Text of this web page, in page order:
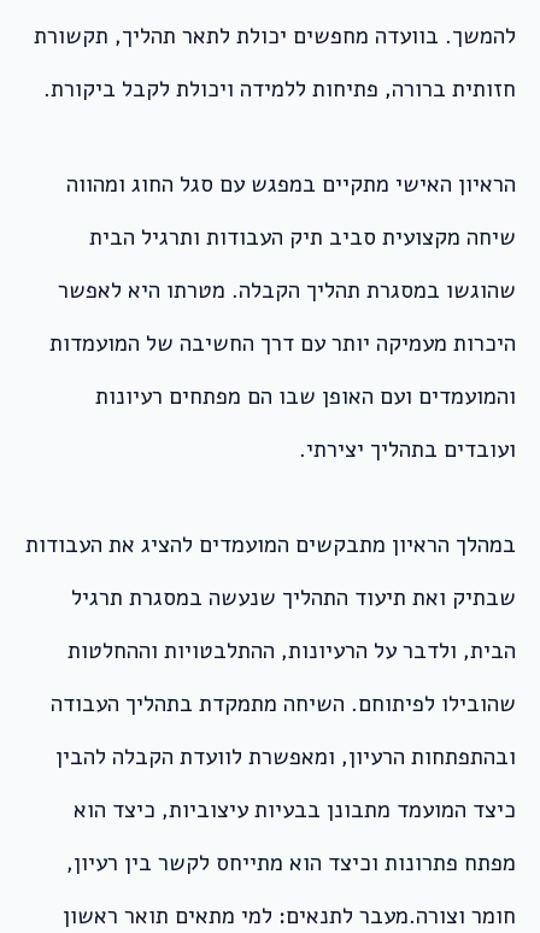
להמשך. בוועדה מחפשים יכולת לתאר תהליך, תקשורת
חזותית ברורה, פתיחות ללמידה ויכולת לקבל ביקורת.
הראיון האישי מתקיים במפגש עם סגל החוג ומהווה
שיחה מקצועית סביב תיק העבודות ותרגיל הבית
שהוגשו במסגרת תהליך הקבלה. מטרתו היא לאפשר
היכרות מעמיקה יותר עם דרך החשיבה של המועמדות
והמועמדים ועם האופן שבו הם מפתחים רעיונות
ועובדים בתהליך יצירתי.
במהלך הראיון מתבקשים המועמדים להציג את העבודות
שבתיק ואת תיעוד התהליך שנעשה במסגרת תרגיל
הבית, ולדבר על הרעיונות, ההתלבטויות וההחלטות
שהובילו לפיתוחם. השיחה מתמקדת בתהליך העבודה
ובהתפתחות הרעיון, ומאפשרת לוועדת הקבלה להבין
כיצד המועמד מתבונן בבעיות עיצוביות, כיצד הוא
מפתח פתרונות וכיצד הוא מתייחס לקשר בין רעיון,
חומר וצורה.מעבר לתנאים: למי מתאים תואר ראשון